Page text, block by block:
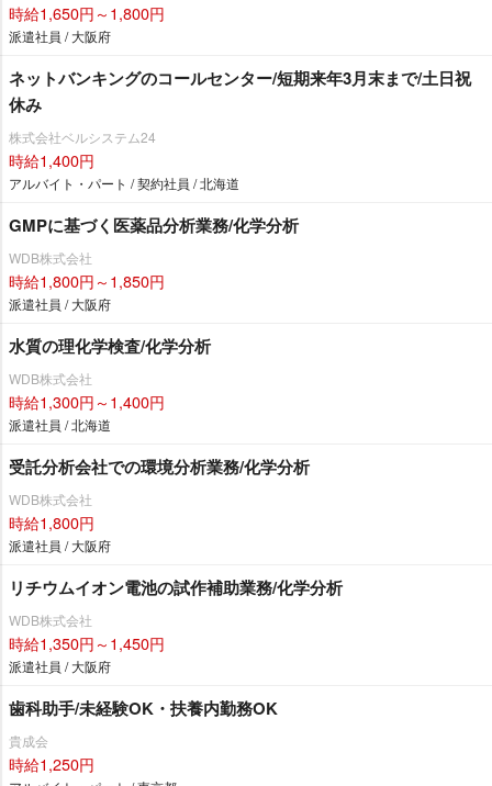
時給1,650円～1,800円
派遣社員 / 大阪府
ネットバンキングのコールセンター/短期来年3月末まで/土日祝
休み
株式会社ベルシステム24
時給1,400円
アルバイト・パート / 契約社員 / 北海道
GMPに基づく医薬品分析業務/化学分析
WDB株式会社
時給1,800円～1,850円
派遣社員 / 大阪府
水質の理化学検査/化学分析
WDB株式会社
時給1,300円～1,400円
派遣社員 / 北海道
受託分析会社での環境分析業務/化学分析
WDB株式会社
時給1,800円
派遣社員 / 大阪府
リチウムイオン電池の試作補助業務/化学分析
WDB株式会社
時給1,350円～1,450円
派遣社員 / 大阪府
歯科助手/未経験OK・扶養内勤務OK
貴成会
時給1,250円